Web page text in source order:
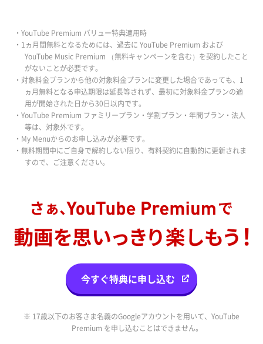
・YouTube Premium バリュー特典適用時
・1ヵ月間無料となるためには、過去に YouTube Premium および
YouTube Music Premium （無料キャンペーンを含む）を契約したこと
がないことが必要です。
・対象料金プランから他の対象料金プランに変更した場合であっても、1
ヵ月無料となる申込期限は延長等されず、最初に対象料金プランの適
用が開始された日から30日以内です。
・YouTube Premium ファミリープラン・学割プラン・年間プラン・法人
等は、対象外です。
・My Menuからのお申し込みが必要です。
・無料期間中にご自身で解約しない限り、有料契約に自動的に更新されま
すので、ご注意ください。
今すぐ特典に申し込む
※ 17歳以下のお客さま名義のGoogleアカウントを用いて、YouTube
Premium を申し込むことはできません。